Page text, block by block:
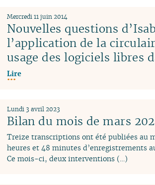
Nouvelles questions
l’application de la
usage des logiciels libres
Mercredi 11 juin 2014
Lire
Bilan du mois de mars
Lundi 3 avril 2023
Treize transcriptions ont été publiées au
heures et 48 minutes d’enregistrements
Ce mois-ci, deux interventions (…)